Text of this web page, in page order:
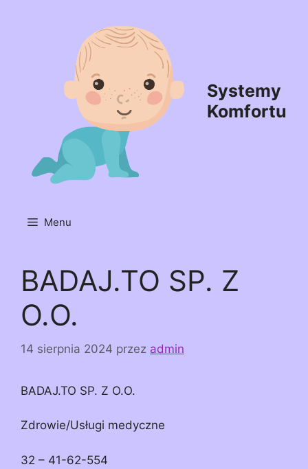
Systemy
Komfortu
Menu
BADAJ.TO SP. Z
O.O.
14 sierpnia 2024 przez admin
BADAJ.TO SP. Z O.O.
Zdrowie/Usługi medyczne
32 – 41-62-554